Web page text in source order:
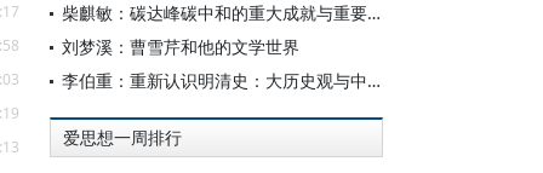
柴麒敏：碳达峰碳中和的重大成就与重要任务
刘梦溪：曹雪芹和他的文学世界
李伯重：重新认识明清史：大历史观与中国史学创新
爱思想一周排行